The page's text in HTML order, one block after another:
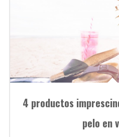
4 productos
pelo en